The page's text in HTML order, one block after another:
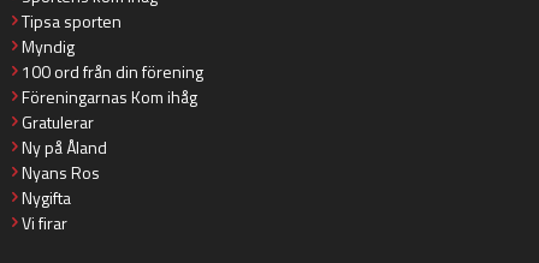
Tipsa sporten
Myndig
100 ord från din förening
Föreningarnas Kom ihåg
Gratulerar
Ny på Åland
Nyans Ros
Nygifta
Vi firar